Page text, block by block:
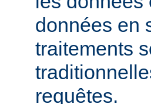
données en
traitements
requêtes.